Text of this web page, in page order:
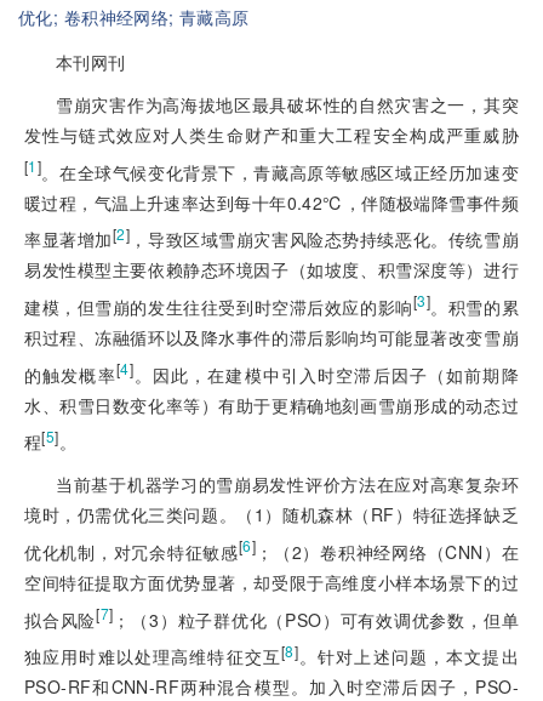
优化; 卷积神经网络;青藏高原
本刊网刊
雪崩灾害作为高海拔地区最具破坏性的自然灾害之一，其突
发性与链式效应对人类生命财产和重大工程安全构成严重威胁
[1]。在全球气候变化背景下，青藏高原等敏感区域正经历加速变
暖过程，气温上升速率达到每十年0.42℃，伴随极端降雪事件频
率显著增加[2] ，导致区域雪崩灾害风险态势持续恶化。传统雪崩
易发性模型主要依赖静态环境因子（如坡度、积雪深度等）进行
建模，但雪崩的发生往往受到时空滞后效应的影响[3]。积雪的累
积过程、冻融循环以及降水事件的滞后影响均可能显著改变雪崩
的触发概率[4]。因此，在建模中引入时空滞后因子（如前期降
水、积雪日数变化率等）有助于更精确地刻画雪崩形成的动态过
程[5]。
当前基于机器学习的雪崩易发性评价方法在应对高寒复杂环
境时，仍需优化三类问题。（1）随机森林（RF）特征选择缺乏
优化机制，对冗余特征敏感[6] ；（2）卷积神经网络（CNN）在
空间特征提取方面优势显著，却受限于高维度小样本场景下的过
拟合风险[7] ；（3）粒子群优化（PSO）可有效调优参数，但单
独应用时难以处理高维特征交互[8]。针对上述问题，本文提出
PSO-RF和CNN-RF两种混合模型。加入时空滞后因子，PSO-